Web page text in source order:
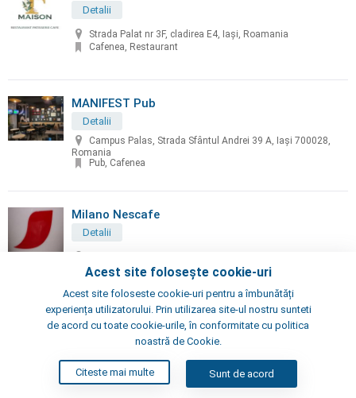
Detalii
Strada Palat nr 3F, cladirea E4, Iași, Roamania
Cafenea, Restaurant
MANIFEST Pub
Detalii
Campus Palas, Strada Sfântul Andrei 39 A, Iași 700028,
Romania
Pub, Cafenea
Milano Nescafe
Detalii
Cafenea
Negru Zi - coffee & arts
str. Costache Negruzzi, 8, Iași, Romania
Cafenea
Acest site folosește cookie-uri
Acest site foloseste cookie-uri pentru a îmbunătăți
experiența utilizatorului. Prin utilizarea site-ul nostru sunteti
de acord cu toate cookie-urile, în conformitate cu politica
noastră de Cookie.
Citeste mai multe Sunt de acord